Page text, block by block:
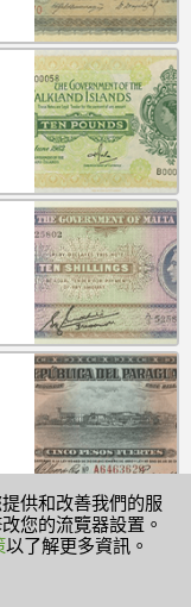
供和改善我們的服
您的流覽器設置。
以了解更多資訊。